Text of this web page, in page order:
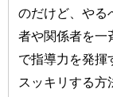
のだけど、やる
者や関係者を一
で指導力を発揮
スッキリする方